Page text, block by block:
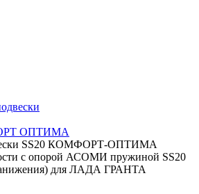
ОПТИМА
SS20 КОМФОРТ-ОПТИМА
с опорой АСОМИ пружиной SS20
для ЛАДА ГРАНТА